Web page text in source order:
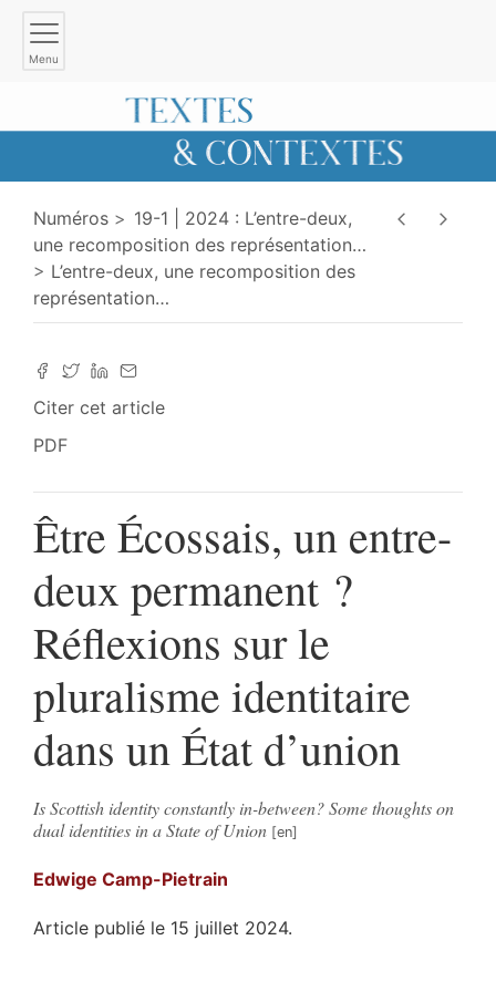
Menu
Numéros
19-1 | 2024 : L’entre-deux,
une recomposition des représentation…
L’entre-deux, une recomposition des
représentation…
Citer cet article
PDF
Être Écossais, un entre-
deux permanent ?
Réflexions sur le
pluralisme identitaire
dans un État d’union
Is Scottish identity constantly in-between? Some thoughts on
dual identities in a State of Union
Edwige Camp-Pietrain
Article publié le 15 juillet 2024.